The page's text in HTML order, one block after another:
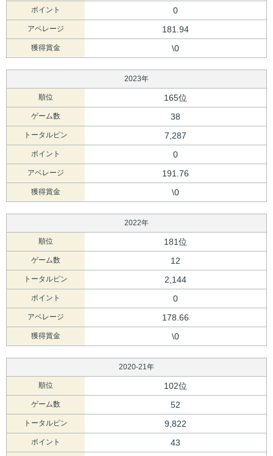
ポイント 0
アベレージ 181.94
獲得賞金 \0
2023年
順位 165位
ゲーム数 38
トータルピン 7,287
ポイント 0
アベレージ 191.76
獲得賞金 \0
2022年
順位 181位
ゲーム数 12
トータルピン 2,144
ポイント 0
アベレージ 178.66
獲得賞金 \0
2020-21年
順位 102位
ゲーム数 52
トータルピン 9,822
ポイント 43